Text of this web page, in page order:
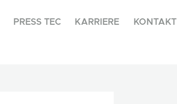
PRESS TEC KARRIERE KONTAKT